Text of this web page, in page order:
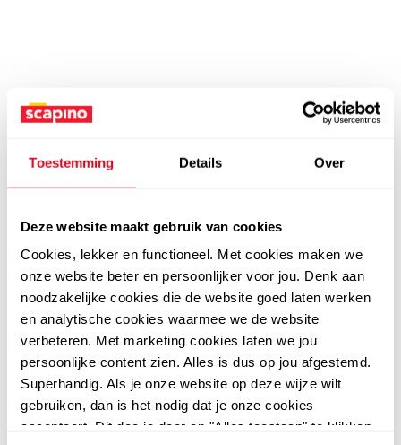
Toestemming Details Over
Deze website maakt gebruik van cookies
Cookies, lekker en functioneel. Met cookies maken we
onze website beter en persoonlijker voor jou. Denk aan
noodzakelijke cookies die de website goed laten werken
en analytische cookies waarmee we de website
verbeteren. Met marketing cookies laten we jou
persoonlijke content zien. Alles is dus op jou afgestemd.
Superhandig. Als je onze website op deze wijze wilt
gebruiken, dan is het nodig dat je onze cookies
accepteert. Dit doe je door op "Alles toestaan" te klikken.